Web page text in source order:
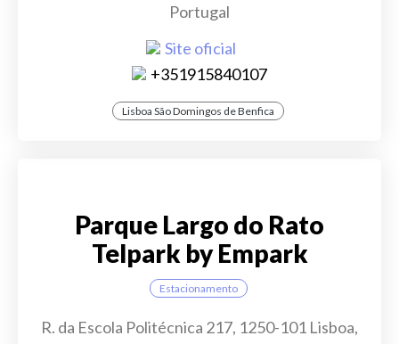
Portugal
Site oficial
+351915840107
Lisboa São Domingos de Benfica
Parque Largo do Rato
Telpark by Empark
Estacionamento
R. da Escola Politécnica 217, 1250-101 Lisboa,